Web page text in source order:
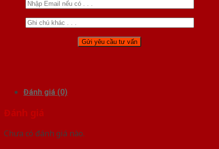
Đánh giá (0)
Đánh giá
Chưa có đánh giá nào.